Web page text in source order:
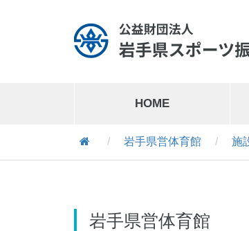
HOME
019-641-8302
/ 岩手県営体育館 / 施
岩手県営体育館